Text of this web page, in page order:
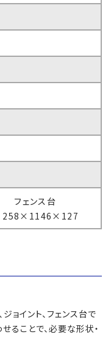
ェンス台
ョイント、フェンス台で
ることで、必要な形状・